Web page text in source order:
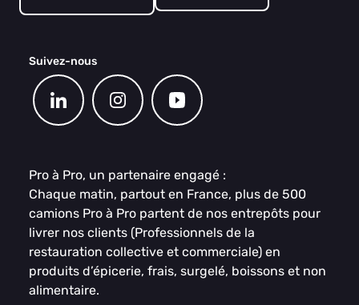
Suivez-nous
Pro à Pro, un partenaire engagé :
Chaque matin, partout en France, plus de 500
camions Pro à Pro partent de nos entrepôts pour
livrer nos clients (Professionnels de la
restauration collective et commerciale) en
produits d’épicerie, frais, surgelé, boissons et non
alimentaire.